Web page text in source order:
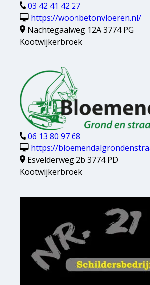
03 42 41 42 27
https://woonbetonvloeren.nl/
Nachtegaalweg 12A 3774 PG
Kootwijkerbroek
06 13 80 97 68
https://
Esvelderweg 2b 3774 PD
Kootwijkerbroek